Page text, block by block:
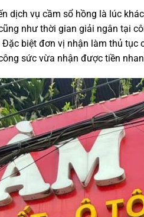
dịch vụ cầm sổ hồng là lúc
như thời gian giải ngân tại
biệt đơn vị nhận làm thủ
sức vừa nhận được tiền